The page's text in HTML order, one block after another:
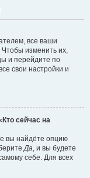
все ваши
изменить их,
и перейдите по
свои настройки и
сейчас на
вы найдёте опцию
Да, и вы будете
себе. Для всех